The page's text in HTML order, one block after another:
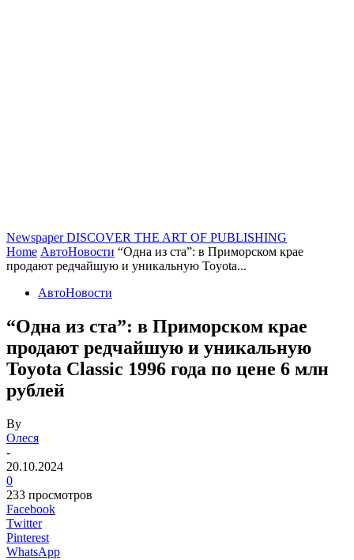
Newspaper DISCOVER THE ART OF PUBLISHING
Home АвтоНовости “Одна из ста”: в Приморском крае
продают редчайшую и уникальную Toyota...
АвтоНовости
“Одна из ста”: в Приморском крае
продают редчайшую и уникальную
Toyota Classic 1996 года по цене 6 млн
рублей
By
Олеся
-
20.10.2024
0
233 просмотров
Facebook
Twitter
Pinterest
WhatsApp